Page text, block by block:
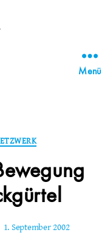
Menü
1. September 2002